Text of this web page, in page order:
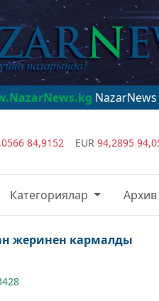
NazarNews - дүйнө
84,9152 EUR 94,2895
Категориялар Архив
жеринен кармалды